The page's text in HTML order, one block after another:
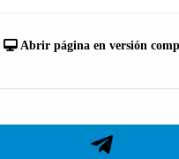
Abrir página en versión